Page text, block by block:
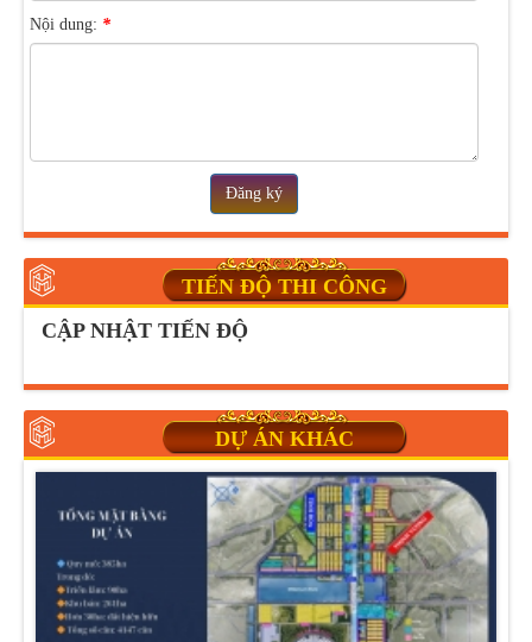
Nội dung: *
Đăng ký
TIẾN ĐỘ THI CÔNG
CẬP NHẬT TIẾN ĐỘ
DỰ ÁN KHÁC